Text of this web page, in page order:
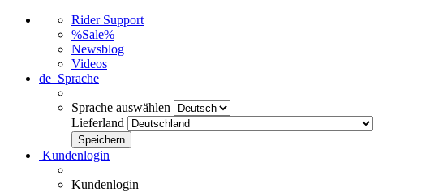
Rider Support
%Sale%
Newsblog
Videos
de Sprache
Sprache auswählen
Lieferland
Kundenlogin
Kundenlogin